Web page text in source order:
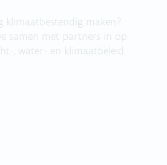
klimaatbestendig maken?
samen met partners in op
, water- en klimaatbeleid.